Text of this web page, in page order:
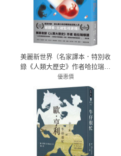
美麗新世界（名家譯本．特別收
錄《人類大歷史》作者哈拉瑞導
讀、1946年版作者序）
優惠價
79折 332元